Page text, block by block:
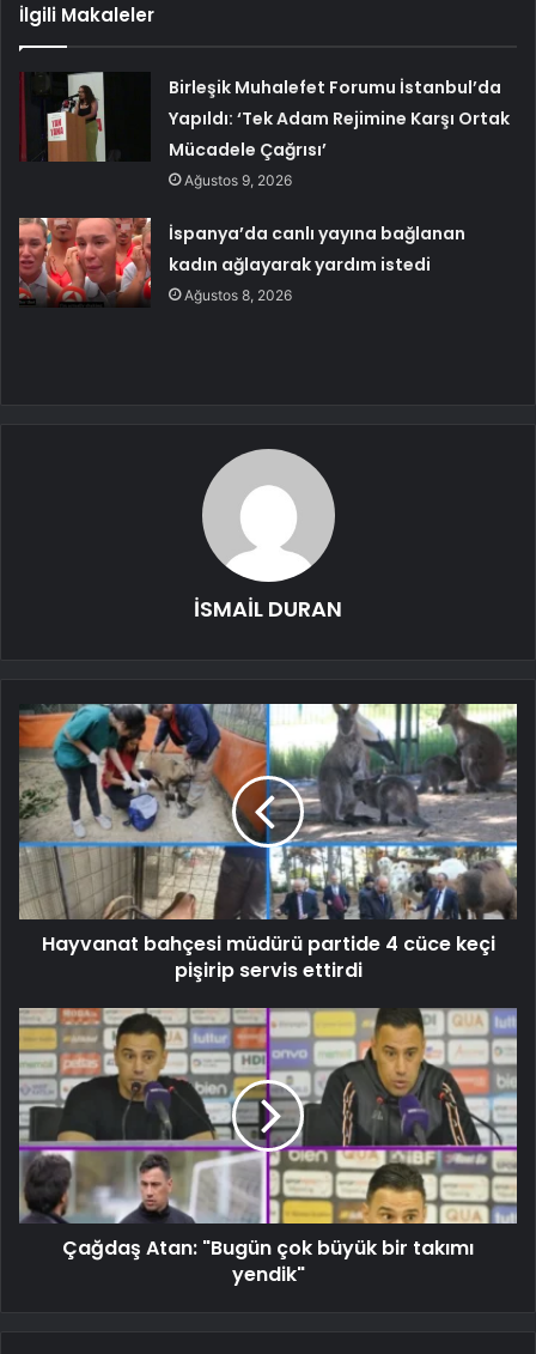
İlgili Makaleler
Birleşik Muhalefet Forumu İstanbul’da
Yapıldı: ‘Tek Adam Rejimine Karşı Ortak
Mücadele Çağrısı’
Ağustos 9, 2026
İspanya’da canlı yayına bağlanan
kadın ağlayarak yardım istedi
Ağustos 8, 2026
İSMAİL DURAN
Hayvanat bahçesi müdürü partide 4 cüce keçi
pişirip servis ettirdi
Çağdaş Atan: "Bugün çok büyük bir takımı
yendik"